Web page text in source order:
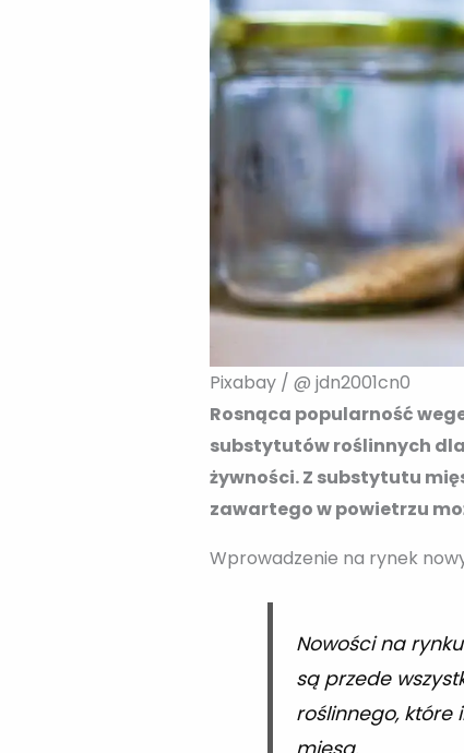
Pixabay / @ jdn2001cn0
Rosnąca popularność
substytutów roślinnych
żywności. Z substytutu
zawartego w powietrzu
Wprowadzenie na rynek
Nowości na
są przede
roślinnego, które